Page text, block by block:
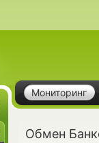
Мониторинг
Обмен